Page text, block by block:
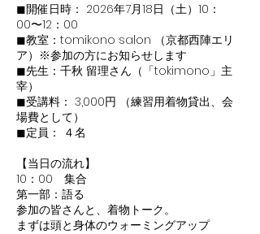
◼︎開催日時： 2026年7月18日（土）10：
00〜12：00
◼︎教室：tomikono salon （京都西陣エリ
ア）※参加の方にお知らせします
◼︎先生：千秋 留理さん（「tokimono」主
宰）
◼︎受講料： 3,000円 （練習用着物貸出、会
場費として）
◼︎定員： ４名
【当日の流れ】
10：00 集合
第一部：語る
参加の皆さんと、着物トーク。
まずは頭と身体のウォーミングアップ